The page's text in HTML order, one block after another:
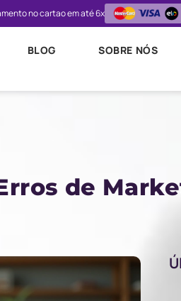
no cartao em até 6x
BLOG SOBRE NÓS
de